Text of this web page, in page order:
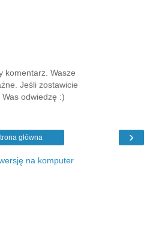
komentarz. Wasze
Jeśli zostawicie
odwiedzę :)
›
główna
na komputer